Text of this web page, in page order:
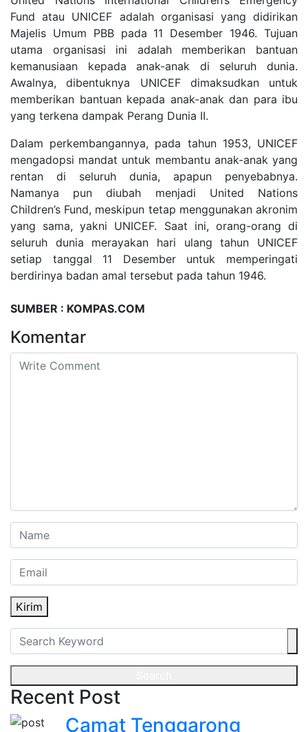
Fund atau UNICEF adalah organisasi yang didirikan
Majelis Umum PBB pada 11 Desember 1946. Tujuan
utama organisasi ini adalah memberikan bantuan
kemanusiaan kepada anak-anak di seluruh dunia.
Awalnya, dibentuknya UNICEF dimaksudkan untuk
memberikan bantuan kepada anak-anak dan para ibu
yang terkena dampak Perang Dunia II.
Dalam perkembangannya, pada tahun 1953, UNICEF
mengadopsi mandat untuk membantu anak-anak yang
rentan di seluruh dunia, apapun penyebabnya.
Namanya pun diubah menjadi United Nations
Children’s Fund, meskipun tetap menggunakan akronim
yang sama, yakni UNICEF. Saat ini, orang-orang di
seluruh dunia merayakan hari ulang tahun UNICEF
setiap tanggal 11 Desember untuk memperingati
berdirinya badan amal tersebut pada tahun 1946.
SUMBER : KOMPAS.COM
Komentar
Kirim
Recent Post
Camat Tenggarong